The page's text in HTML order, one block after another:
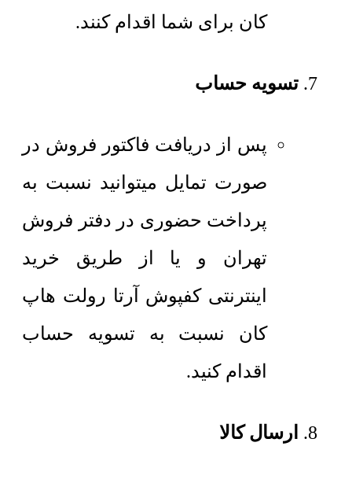
کان برای شما اقدام کنند.
تسویه حساب
پس از دریافت فاکتور فروش در
صورت تمایل میتوانید نسبت به
پرداخت حضوری در دفتر فروش
تهران و یا از طریق خرید
اینترنتی کفپوش آرتا رولت هاپ
کان نسبت به تسویه حساب
اقدام کنید.
ارسال کالا